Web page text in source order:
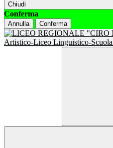
Chiudi
Conferma
Annulla Conferma